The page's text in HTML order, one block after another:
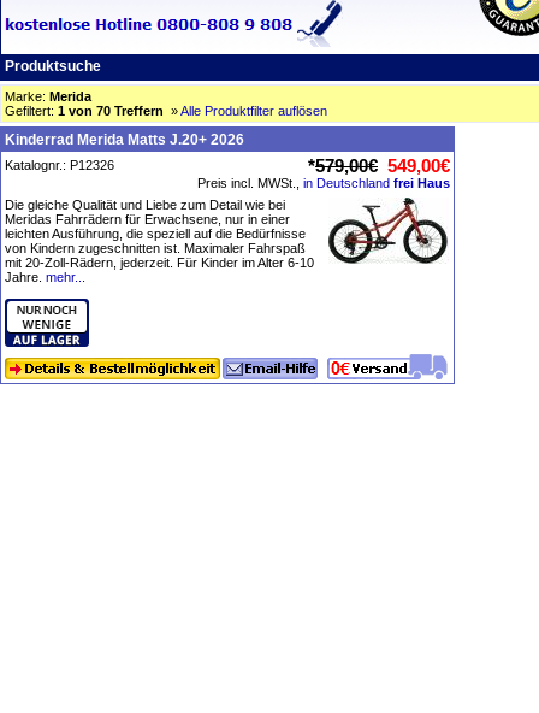
Produktsuche
Marke: Merida
Gefiltert: 1 von 70 Treffern »Alle Produktfilter auflösen
Kinderrad Merida Matts J.20+ 2026
Katalognr.: P12326 *579,00€ 549,00€
Preis incl. MWSt., in Deutschland frei Haus
Die gleiche Qualität und Liebe zum Detail wie bei
Meridas Fahrrädern für Erwachsene, nur in einer
leichten Ausführung, die speziell auf die Bedürfnisse
von Kindern zugeschnitten ist. Maximaler Fahrspaß
mit 20-Zoll-Rädern, jederzeit. Für Kinder im Alter 6-10
Jahre. mehr...